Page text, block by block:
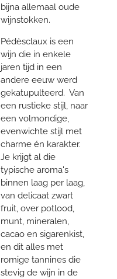
bijna allemaal oude
wijnstokken.
Pédèsclaux is een
wijn die in enkele
jaren tijd in een
andere eeuw werd
gekatupulteerd. Van
een rustieke stijl, naar
een volmondige,
evenwichte stijl met
charme én karakter.
Je krijgt al die
typische aroma's
binnen laag per laag,
van delicaat zwart
fruit, over potlood,
munt, mineralen,
cacao en sigarenkist,
en dit alles met
romige tannines die
stevig de wijn in de